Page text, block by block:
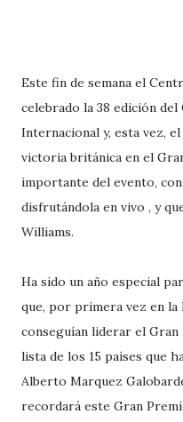
Este fin de semana el
celebrado la 38 edición del
Internacional y, esta vez,
victoria británica en el
importante del evento,
disfrutándola en vivo , y
Williams.
Ha sido un año especial
que, por primera vez en
conseguían liderar el Gran
lista de los 15 países que
Alberto Marquez
recordará este Gran